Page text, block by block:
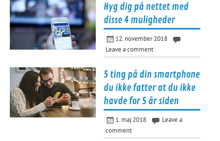
Hyg dig på nettet med
disse 4 muligheder
12. november 2018
Leave a comment
5 ting på din smartphone
du ikke fatter at du ikke
havde for 5 år siden
1. maj 2018
Leave a
comment